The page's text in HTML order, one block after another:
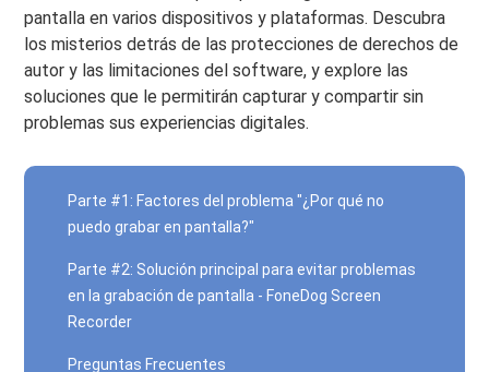
pantalla en varios dispositivos y plataformas. Descubra
los misterios detrás de las protecciones de derechos de
autor y las limitaciones del software, y explore las
soluciones que le permitirán capturar y compartir sin
problemas sus experiencias digitales.
Parte #1: Factores del problema "¿Por qué no
puedo grabar en pantalla?"
Parte #2: Solución principal para evitar problemas
en la grabación de pantalla - FoneDog Screen
Recorder
Preguntas Frecuentes